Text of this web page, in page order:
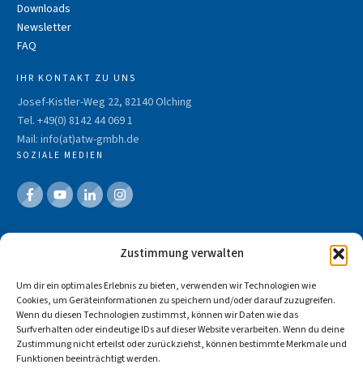
Zustimmung verwalten
Um dir ein optimales Erlebnis zu bieten, verwenden wir Technologien wie
Cookies, um Geräteinformationen zu speichern und/oder darauf zuzugreifen.
Wenn du diesen Technologien zustimmst, können wir Daten wie das
Surfverhalten oder eindeutige IDs auf dieser Website verarbeiten. Wenn du deine
Zustimmung nicht erteilst oder zurückziehst, können bestimmte Merkmale und
Funktionen beeinträchtigt werden.
Downloads
Newsletter
FAQ
IHR KONTAKT ZU UNS
Josef-Kistler-Weg 22, 82140 Olching
Tel. +49(0) 8142 44 069 1
Mail: info(at)atw-gmbh.de
SOZIALE MEDIEN
Impressum